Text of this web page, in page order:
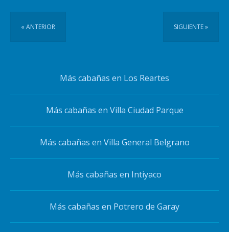
« ANTERIOR SIGUIENTE »
Más cabañas en Los Reartes
Más cabañas en Villa Ciudad Parque
Más cabañas en Villa General Belgrano
Más cabañas en Intiyaco
Más cabañas en Potrero de Garay